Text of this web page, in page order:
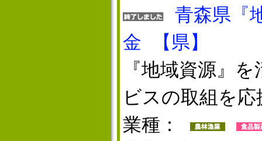
青森県『
金 【県】
『地域資源』
ビスの取組を
業種：